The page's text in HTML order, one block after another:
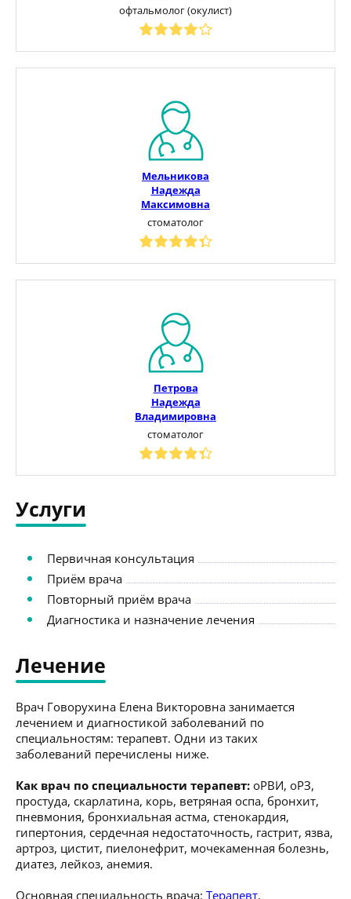
офтальмолог (окулист)
Мельникова
Надежда
Максимовна
стоматолог
Петрова
Надежда
Владимировна
стоматолог
Услуги
Первичная консультация
Приём врача
Повторный приём врача
Диагностика и назначение лечения
Лечение
Врач Говорухина Елена Викторовна занимается
лечением и диагностикой заболеваний по
специальностям: терапевт. Одни из таких
заболеваний перечислены ниже.
Как врач по специальности терапевт: оРВИ, оРЗ,
простуда, скарлатина, корь, ветряная оспа, бронхит,
пневмония, бронхиальная астма, стенокардия,
гипертония, сердечная недостаточность, гастрит, язва,
артроз, цистит, пиелонефрит, мочекаменная болезнь,
диатез, лейкоз, анемия.
Основная специальность врача: Терапевт.